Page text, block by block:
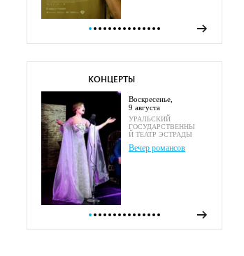
КОНЦЕРТЫ
воскресенье,
9 августа
УРАЛЬСКИЙ
ГОСУДАРСТВЕННЫ
Й ТЕАТР ЭСТРАДЫ
Вечер романсов